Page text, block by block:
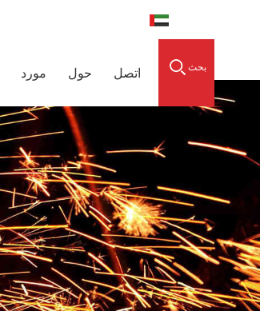
بحث مورد حول اتصل